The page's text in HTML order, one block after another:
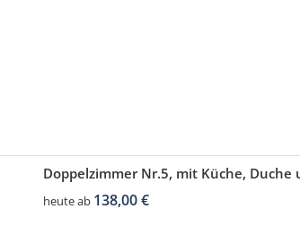
Doppelzimmer Nr.5, mit Küche, Duche
heute ab 138,00 €